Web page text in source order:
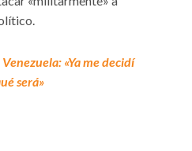
«Ya me decidí
será»